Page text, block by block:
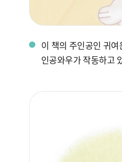
이 책의 주인공인 귀
인공와우가 작동하고